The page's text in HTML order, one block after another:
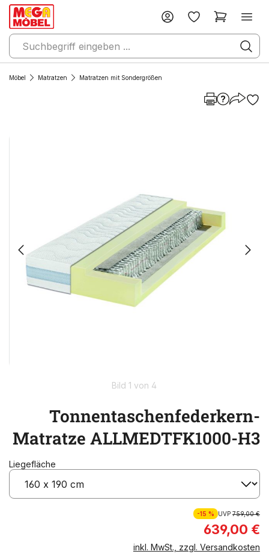
Möbel Matratzen Matratzen mit Sondergrößen
Bild 1 von 4
Tonnentaschenfederkern-
Matratze ALLMEDTFK1000-H3
Liegefläche
-15 % UVP759,00 €
639,00 €
inkl. MwSt., zzgl. Versandkosten